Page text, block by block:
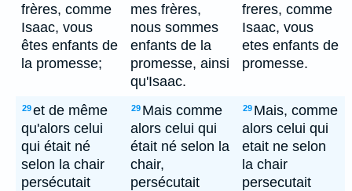
frères, comme
Isaac, vous
êtes enfants de
la promesse;
mes frères,
nous sommes
enfants de la
promesse, ainsi
qu'Isaac.
freres, comme
Isaac, vous
etes enfants de
promesse.
29et de même
qu'alors celui
qui était né
selon la chair
persécutait
29 Mais comme
alors celui qui
était né selon la
chair,
persécutait
29 Mais, comme
alors celui qui
etait ne selon
la chair
persecutait